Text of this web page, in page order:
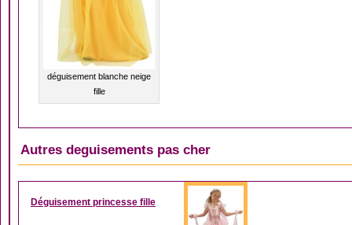
déguisement blanche neige
fille
Autres deguisements pas cher
DÉGUISEMENT FILLE
Déguisement princesse fille